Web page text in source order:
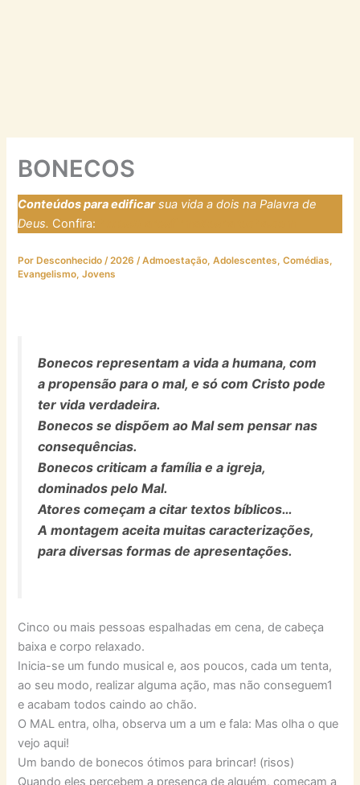
BONECOS
Conteúdos para edificarsua vida a dois na Palavra de
Deus. Confira:
Por Desconhecido/2026/Admoestação,Adolescentes,Comédias,
Evangelismo,Jovens
Bonecos representam a vida a humana, com
a propensão para o mal, e só com Cristo pode
ter vida verdadeira.
Bonecos se dispõem ao Mal sem pensar nas
consequências.
Bonecos criticam a família e a igreja,
dominados pelo Mal.
Atores começam a citar textos bíblicos…
A montagem aceita muitas caracterizações,
para diversas formas de apresentações.
Cinco ou mais pessoas espalhadas em cena, de cabeça
baixa e corpo relaxado.
Inicia-se um fundo musical e, aos poucos, cada um tenta,
ao seu modo, realizar alguma ação, mas não conseguem1
e acabam todos caindo ao chão.
O MAL entra, olha, observa um a um e fala: Mas olha o que
vejo aqui!
Um bando de bonecos ótimos para brincar! (risos)
Quando eles percebem a presença de alguém, começam a